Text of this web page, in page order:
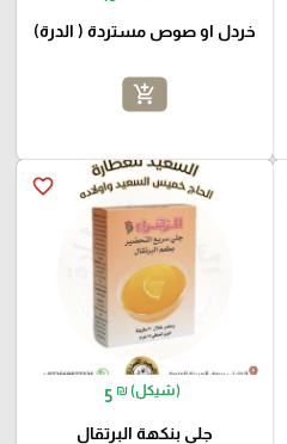
خردل او صوص مستردة ( الدرة)
add_shopping_cart
favorite_border
5 ₪ (شيكل)
جلي بنكهة البرتقال